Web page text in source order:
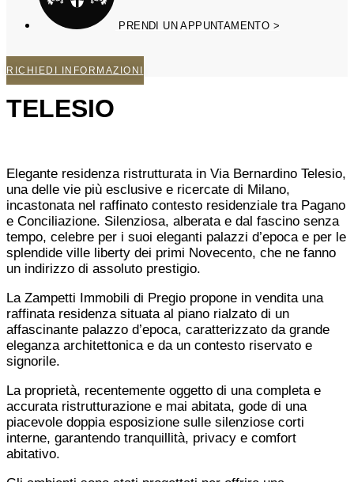
PRENDI UN APPUNTAMENTO >
RICHIEDI INFORMAZIONI
TELESIO
Elegante residenza ristrutturata in Via Bernardino Telesio,
una delle vie più esclusive e ricercate di Milano,
incastonata nel raffinato contesto residenziale tra Pagano
e Conciliazione. Silenziosa, alberata e dal fascino senza
tempo, celebre per i suoi eleganti palazzi d’epoca e per le
splendide ville liberty dei primi Novecento, che ne fanno
un indirizzo di assoluto prestigio.
La Zampetti Immobili di Pregio propone in vendita una
raffinata residenza situata al piano rialzato di un
affascinante palazzo d’epoca, caratterizzato da grande
eleganza architettonica e da un contesto riservato e
signorile.
La proprietà, recentemente oggetto di una completa e
accurata ristrutturazione e mai abitata, gode di una
piacevole doppia esposizione sulle silenziose corti
interne, garantendo tranquillità, privacy e comfort
abitativo.